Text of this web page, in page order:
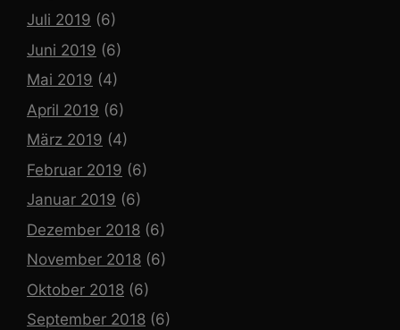
Juli 2019 (6)
Juni 2019 (6)
Mai 2019 (4)
April 2019 (6)
März 2019 (4)
Februar 2019 (6)
Januar 2019 (6)
Dezember 2018 (6)
November 2018 (6)
Oktober 2018 (6)
September 2018 (6)